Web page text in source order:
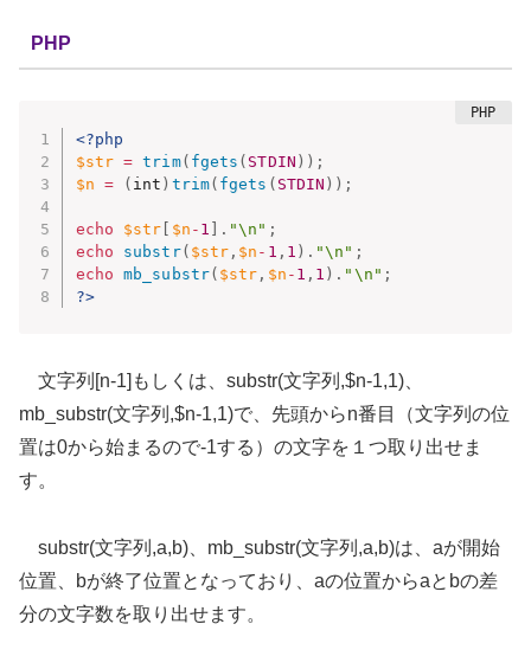
PHP
<?php
$str = trim( fgets ( STDIN ) ) ;
$n = ( int ) trim( fgets ( STDIN ) ) ;
echo $str [ $n - 1 ] . "\n" ;
echo
substr( $str , $n - 1 , 1 ) . "\n" ;
echo
mb_substr( $str , $n - 1 , 1 ) . "\n" ;
?>
文字列[n-1]もしくは、substr(文字列,$n-1,1)、
mb_substr(文字列,$n-1,1)で、先頭からn番目（文字列の位
置は0から始まるので-1する）の文字を１つ取り出せま
す。
substr(文字列,a,b)、mb_substr(文字列,a,b)は、aが開始
位置、bが終了位置となっており、aの位置からaとbの差
分の文字数を取り出せます。